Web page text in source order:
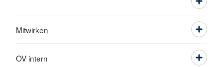
Mitwirken
OV intern